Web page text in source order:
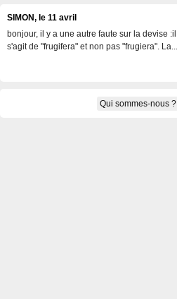
SIMON, le 11 avril
bonjour, il y a une autre faute sur la devise :il
s'agit de "frugifera" et non pas "frugiera". La...
Qui sommes-nous ?